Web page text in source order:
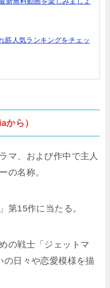
筋人気ランキングをチェッ
ら）
マ、および作中で主人
の名称。
第15作に当たる。
の戦士「ジェットマ
の日々や恋愛模様を描